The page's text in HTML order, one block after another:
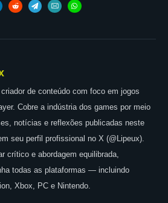
criador de conteúdo com foco em jogos
Cobre a indústria dos games por meio
notícias e reflexões publicadas neste
seu perfil profissional no X (@Lipeux).
crítico e abordagem equilibrada,
todas as plataformas — incluindo
Xbox, PC e Nintendo.